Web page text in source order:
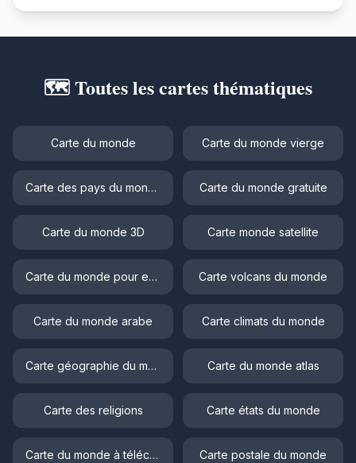
🗺️ Toutes les cartes thématiques
Carte du monde Carte du monde vierge
Carte des pays du monde Carte du monde gratuite
Carte du monde 3D Carte monde satellite
Carte du monde pour enfant Carte volcans du monde
Carte du monde arabe Carte climats du monde
Carte géographie du monde Carte du monde atlas
Carte des religions Carte états du monde
Carte du monde à télécharger Carte postale du monde